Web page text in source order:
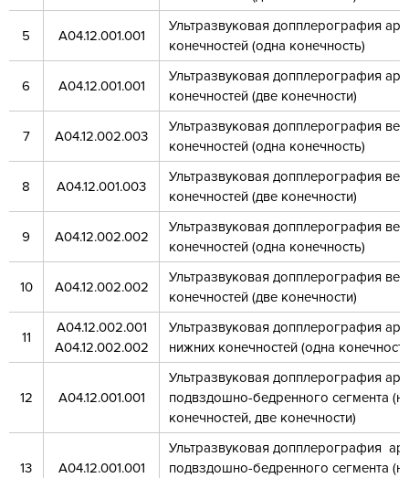
5 А04.12.001.001
Ультразвуковая допплерография
конечностей (одна конечность)
6 А04.12.001.001
Ультразвуковая допплерография
конечностей (две конечности)
7 А04.12.002.003
Ультразвуковая допплерография вен
конечностей (одна конечность)
8 А04.12.001.003
Ультразвуковая допплерография вен
конечностей (две конечности)
9 А04.12.002.002
Ультразвуковая допплерография
конечностей (одна конечность)
10 А04.12.002.002
Ультразвуковая допплерография
конечностей (две конечности)
11
А04.12.002.001
А04.12.002.002
Ультразвуковая допплерография
нижних конечностей (одна
12 А04.12.001.001
Ультразвуковая допплерография
подвздошно-бедренного сегмента
конечностей, две конечности)
13 А04.12.001.001
Ультразвуковая допплерография
подвздошно-бедренного сегмента